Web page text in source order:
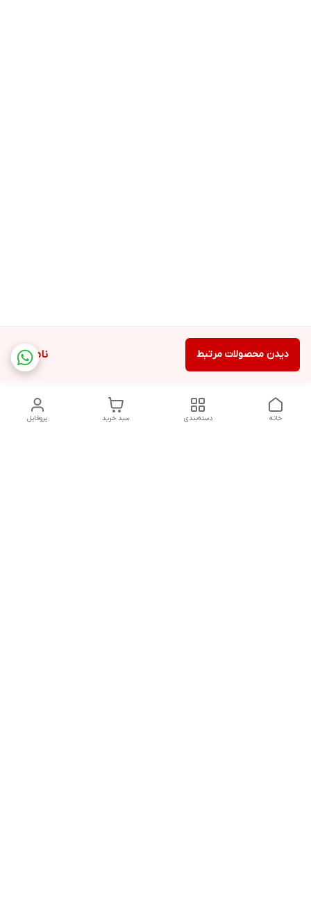
ناموجود دیدن محصولات مرتبط
پروفایل سبد خرید دسته‌بندی خانه